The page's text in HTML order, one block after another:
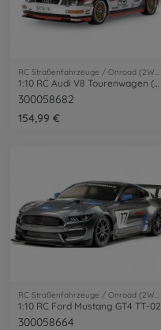
RC Straßenfahrzeuge / Onroad (2WD/4WD)
1:10 RC Audi V8 Tourenwagen (TT-02)
300058682
154,99 €
RC Straßenfahrzeuge / Onroad (2WD/4WD)
1:10 RC Ford Mustang GT4 TT-02
300058664